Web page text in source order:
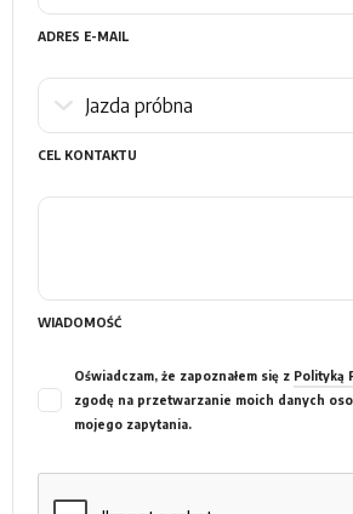
ADRES E-MAIL
CEL KONTAKTU
WIADOMOŚĆ
Oświadczam, że zapoznałem się z Polityką
zgodę na przetwarzanie moich danych
mojego zapytania.